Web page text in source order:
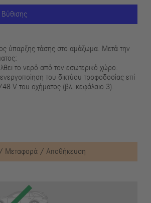
ύπαρξης τάσης στο αμάξωμα. Μετά την
το νερό από τον εσωτερικό χώρο.
του δικτύου τροφοδοσίας επί
V του οχήματος (βλ. κεφάλαιο 3).
Μεταφορά / Αποθήκευση